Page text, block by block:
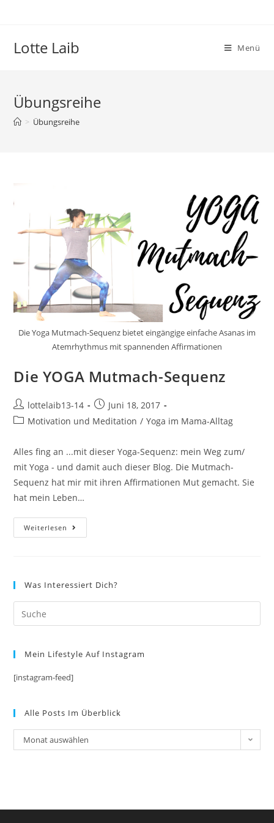
Lotte Laib Menü
Übungsreihe
> Übungsreihe
Die Yoga Mutmach-Sequenz bietet eingängige einfache Asanas im
Atemrhythmus mit spannenden Affirmationen
Die YOGA Mutmach-Sequenz
Beitrags-
Autor:
lottelaib13-14
Beitrag
veröffentlicht:
Juni 18, 2017
Beitrags-
Motivation und Meditation / Yoga im Mama-Alltag
Alles fing an ...mit dieser Yoga-Sequenz: mein Weg zum/
mit Yoga - und damit auch dieser Blog. Die Mutmach-
Sequenz hat mir mit ihren Affirmationen Mut gemacht. Sie
hat mein Leben…
Weiterlesen Die
YOGA
Was Interessiert Dich?
Mein Lifestyle Auf Instagram
[instagram-feed]
Alle Posts Im Überblick
Alle
Posts
Monat auswählen